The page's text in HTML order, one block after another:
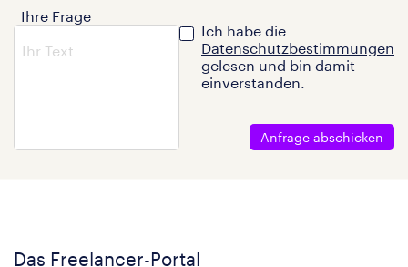
Ihre Frage
Ich habe die
Datenschutzbestimmungen
gelesen und bin damit
einverstanden.
Anfrage abschicken
Das Freelancer-Portal